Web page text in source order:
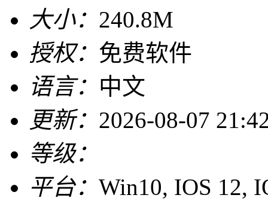
大小： 240.8M
授权： 免费软件
语言： 中文
更新： 2026-08-07
等级：
平台： Win10, IOS 12,